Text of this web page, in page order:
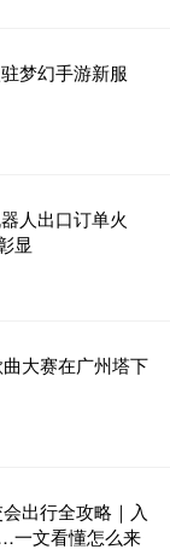
梦幻手游新服
人出口订单火
显
大赛在广州塔下
出行全攻略｜入
一文看懂怎么来